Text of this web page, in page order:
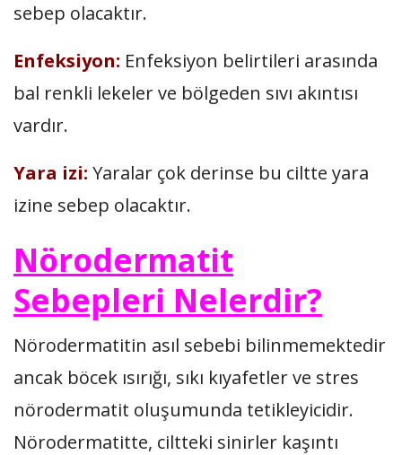
sebep olacaktır.
Enfeksiyon: Enfeksiyon belirtileri arasında
bal renkli lekeler ve bölgeden sıvı akıntısı
vardır.
Yara izi: Yaralar çok derinse bu ciltte yara
izine sebep olacaktır.
Nörodermatit
Sebepleri Nelerdir?
Nörodermatitin asıl sebebi bilinmemektedir
ancak böcek ısırığı, sıkı kıyafetler ve stres
nörodermatit oluşumunda tetikleyicidir.
Nörodermatitte, ciltteki sinirler kaşıntı